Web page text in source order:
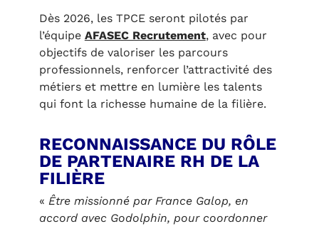
Dès 2026, les TPCE seront pilotés par
l’équipe AFASEC Recrutement, avec pour
objectifs de valoriser les parcours
professionnels, renforcer l’attractivité des
métiers et mettre en lumière les talents
qui font la richesse humaine de la filière.
RECONNAISSANCE DU RÔLE
DE PARTENAIRE RH DE LA
FILIÈRE
« Être missionné par France Galop, en
accord avec Godolphin, pour coordonner